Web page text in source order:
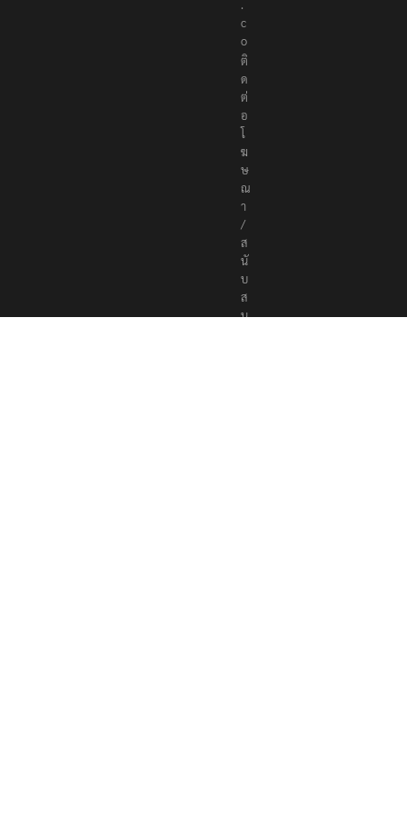
r
s
.
c
o
ติ
ด
ต่
อ
โ
ฆ
ษ
ณ
า
/
ส
นั
บ